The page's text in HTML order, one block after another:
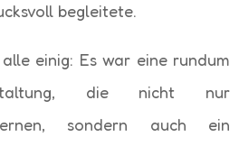
begleitete.
einig: Es war eine rundum
die nicht nur
sondern auch ein